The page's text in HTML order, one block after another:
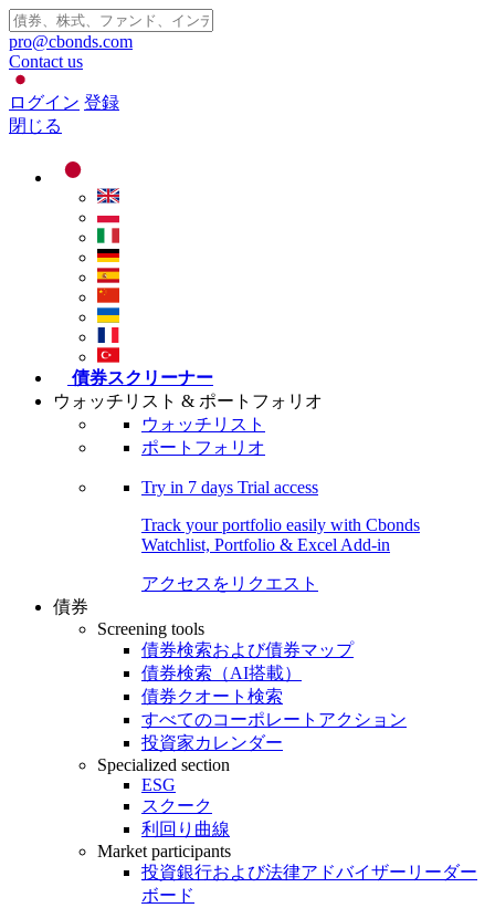
pro@cbonds.com
Contact us
ログイン 登録
閉じる
債券スクリーナー
ウォッチリスト & ポートフォリオ
ウォッチリスト
ポートフォリオ
Try in 7 days Trial access
Track your portfolio easily with Cbonds
Watchlist, Portfolio & Excel Add-in
アクセスをリクエスト
債券
Screening tools
債券検索および債券マップ
債券検索（AI搭載）
債券クオート検索
すべてのコーポレートアクション
投資家カレンダー
Specialized section
ESG
スクーク
利回り曲線
Market participants
投資銀行および法律アドバイザーリーダー
ボード